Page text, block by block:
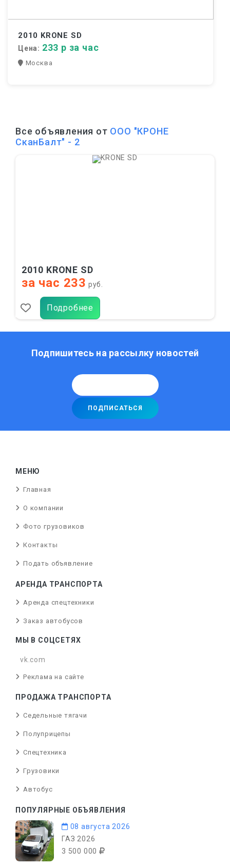
2010 KRONE SD
Цена: 233 р за час
Москва
Все объявления от ООО "КРОНЕ
СканБалт" - 2
2010 KRONE SD
за час 233 руб.
Подробнее
Подпишитесь на рассылку новостей
МЕНЮ
Главная
О компании
Фото грузовиков
Контакты
Подать объявление
АРЕНДА ТРАНСПОРТА
Аренда спецтехники
Заказ автобусов
МЫ В СОЦСЕТЯХ
vk.com
Реклама на сайте
ПРОДАЖА ТРАНСПОРТА
Седельные тягачи
Полуприцепы
Спецтехника
Грузовики
Автобус
ПОПУЛЯРНЫЕ ОБЪЯВЛЕНИЯ
08 августа 2026
ГАЗ 2026
3 500 000